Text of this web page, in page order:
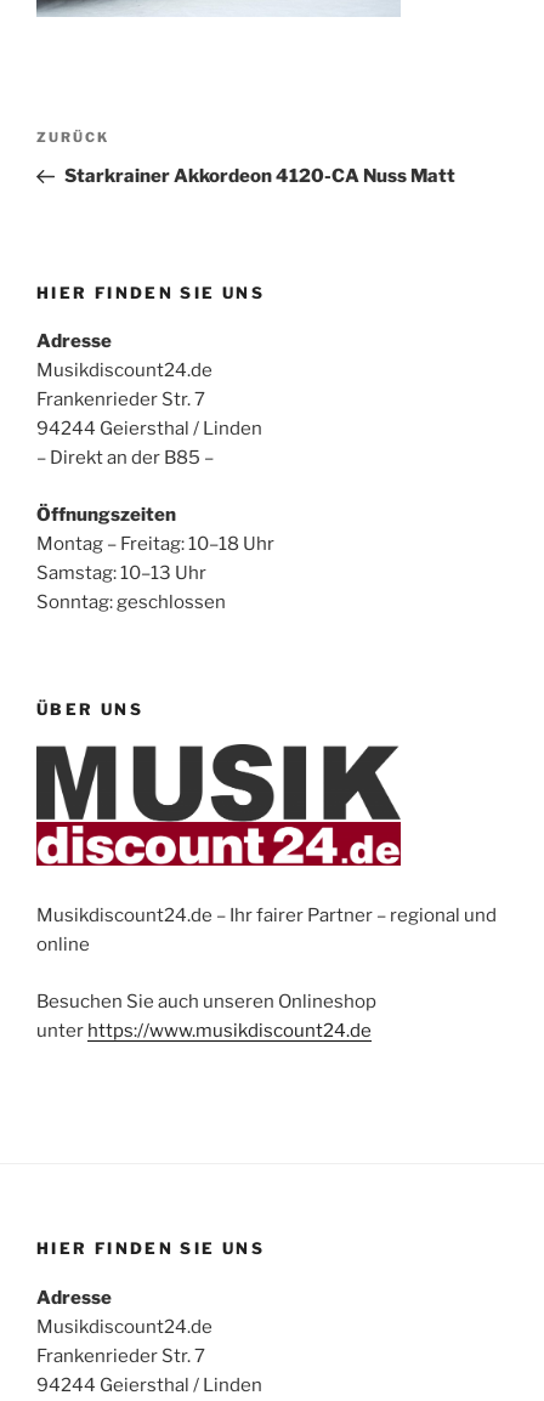
Beitragsnavigation
Vorheriger
Beitrag
ZURÜCK
Starkrainer Akkordeon 4120-CA Nuss Matt
HIER FINDEN SIE UNS
Adresse
Musikdiscount24.de
Frankenrieder Str. 7
94244 Geiersthal / Linden
– Direkt an der B85 –
Öffnungszeiten
Montag – Freitag: 10–18 Uhr
Samstag: 10–13 Uhr
Sonntag: geschlossen
ÜBER UNS
Musikdiscount24.de – Ihr fairer Partner – regional und
online
Besuchen Sie auch unseren Onlineshop
unter https://www.musikdiscount24.de
HIER FINDEN SIE UNS
Adresse
Musikdiscount24.de
Frankenrieder Str. 7
94244 Geiersthal / Linden